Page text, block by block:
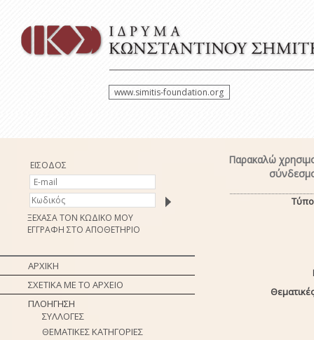
www.simitis-foundation.org
ΕΙΣΟΔΟΣ
ΞΕΧΑΣΑ ΤΟΝ ΚΩΔΙΚΟ ΜΟΥ
ΕΓΓΡΑΦΗ ΣΤΟ ΑΠΟΘΕΤΗΡΙΟ
ΑΡΧΙΚΗ
ΣΧΕΤΙΚΑ ΜΕ ΤΟ ΑΡΧΕΙΟ
ΠΛΟΗΓΗΣΗ
ΣΥΛΛΟΓΕΣ
ΘΕΜΑΤΙΚΕΣ ΚΑΤΗΓΟΡΙΕΣ
Παρακαλώ